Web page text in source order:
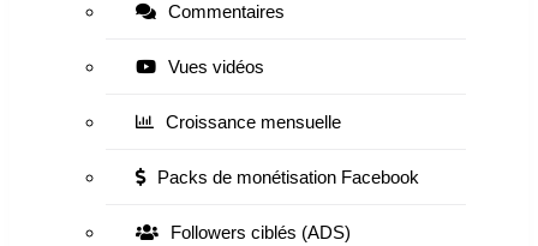
Commentaires
Vues vidéos
Croissance mensuelle
Packs de monétisation Facebook
Followers ciblés (ADS)